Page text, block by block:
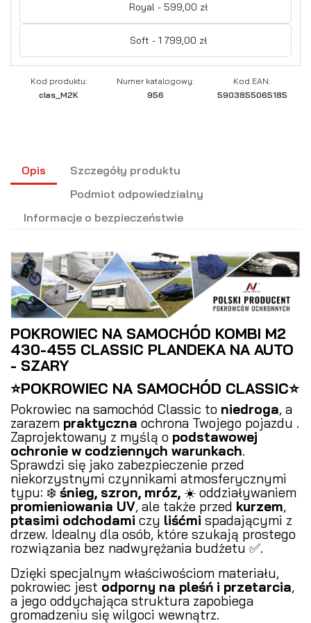
Royal - 599,00 zł
Soft - 1 799,00 zł
Kod produktu:
clas_M2K
Numer katalogowy:
956
Kod EAN:
5903855065185
Opis
Szczegóły produktu
Podmiot odpowiedzialny
Informacje o bezpieczeństwie
POKROWIEC NA SAMOCHÓD KOMBI M2
430-455 CLASSIC PLANDEKA NA AUTO
- SZARY
⭐POKROWIEC NA SAMOCHÓD CLASSIC⭐
Pokrowiec na samochód Classic to niedroga, a
zarazem praktyczna ochrona Twojego pojazdu .
Zaprojektowany z myślą o podstawowej
ochronie w codziennych warunkach.
Sprawdzi się jako zabezpieczenie przed
niekorzystnymi czynnikami atmosferycznymi
typu: ❄️ śnieg, szron, mróz, ☀️ oddziaływaniem
promieniowania UV, ale także przed kurzem,
ptasimi odchodami czy liśćmi spadającymi z
drzew. Idealny dla osób, które szukają prostego
rozwiązania bez nadwyrężania budżetu ✅.
Dzięki specjalnym właściwościom materiału,
pokrowiec jest odporny na pleśń i przetarcia,
a jego oddychająca struktura zapobiega
gromadzeniu się wilgoci wewnątrz.